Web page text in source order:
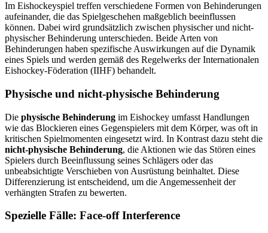
Im Eishockeyspiel treffen verschiedene Formen von Behinderungen
aufeinander, die das Spielgeschehen maßgeblich beeinflussen
können. Dabei wird grundsätzlich zwischen physischer und nicht-
physischer Behinderung unterschieden. Beide Arten von
Behinderungen haben spezifische Auswirkungen auf die Dynamik
eines Spiels und werden gemäß des Regelwerks der Internationalen
Eishockey-Föderation (IIHF) behandelt.
Physische und nicht-physische Behinderung
Die physische Behinderung im Eishockey umfasst Handlungen
wie das Blockieren eines Gegenspielers mit dem Körper, was oft in
kritischen Spielmomenten eingesetzt wird. In Kontrast dazu steht die
nicht-physische Behinderung, die Aktionen wie das Stören eines
Spielers durch Beeinflussung seines Schlägers oder das
unbeabsichtigte Verschieben von Ausrüstung beinhaltet. Diese
Differenzierung ist entscheidend, um die Angemessenheit der
verhängten Strafen zu bewerten.
Spezielle Fälle: Face-off Interference